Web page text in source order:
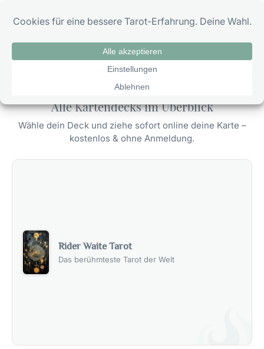
Inhalt
Tarot: Wissen, Karten & Legesysteme
Alle Kartendecks im Überblick
Wähle dein Deck und ziehe sofort online deine Karte –
kostenlos & ohne Anmeldung.
Rider Waite Tarot
Das berühmteste Tarot der Welt